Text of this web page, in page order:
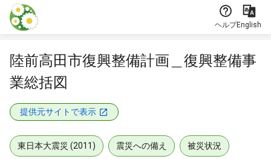
本文に飛ぶ
ヘルプEnglish
陸前高田市復興整備計画＿復興整備事
業総括図
提供元サイトで表示
東日本大震災 (2011) 震災への備え 被災状況